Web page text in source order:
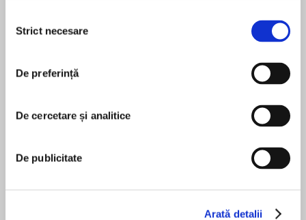
consimțământului
Strict necesare
De preferință
De cercetare și analitice
De publicitate
Arată detalii
Saturday night dates at the skating rink have
been a tradition in the small southern town of
Heartsdale for as long as anyone can
explodes into a deadly shoot-out, Sara Linton—
the town's pediatrician and medical examiner—
finds herself entangled in a terrible tragedy.
implications. The autopsy reveals evidence of
MAI MULT
pentru această carte